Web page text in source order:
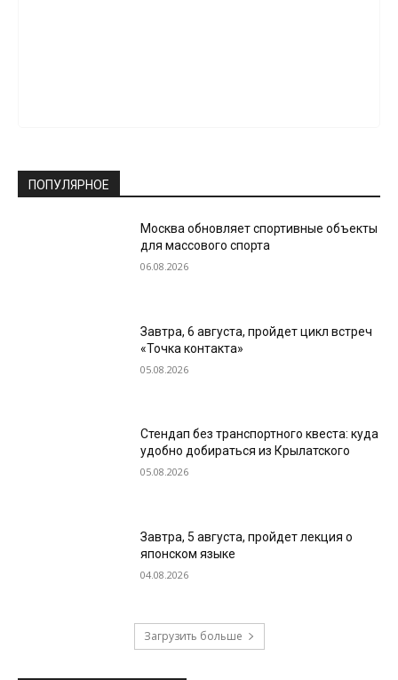
ПОПУЛЯРНОЕ
Москва обновляет спортивные объекты
для массового спорта
06.08.2026
Завтра, 6 августа, пройдет цикл встреч
«Точка контакта»
05.08.2026
Стендап без транспортного квеста: куда
удобно добираться из Крылатского
05.08.2026
Завтра, 5 августа, пройдет лекция о
японском языке
04.08.2026
Загрузить больше